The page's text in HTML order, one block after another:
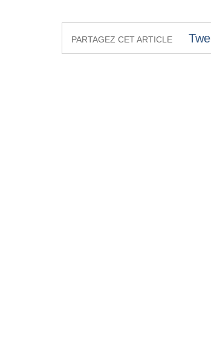
PARTAGEZ CET ARTICLE